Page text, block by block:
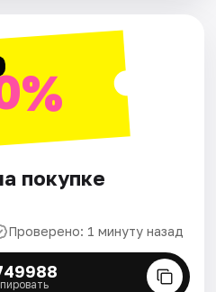
покупке
Проверено: 1 минуту назад